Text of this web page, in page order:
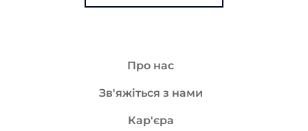
Про нас
Зв'яжіться з нами
Кар'єра